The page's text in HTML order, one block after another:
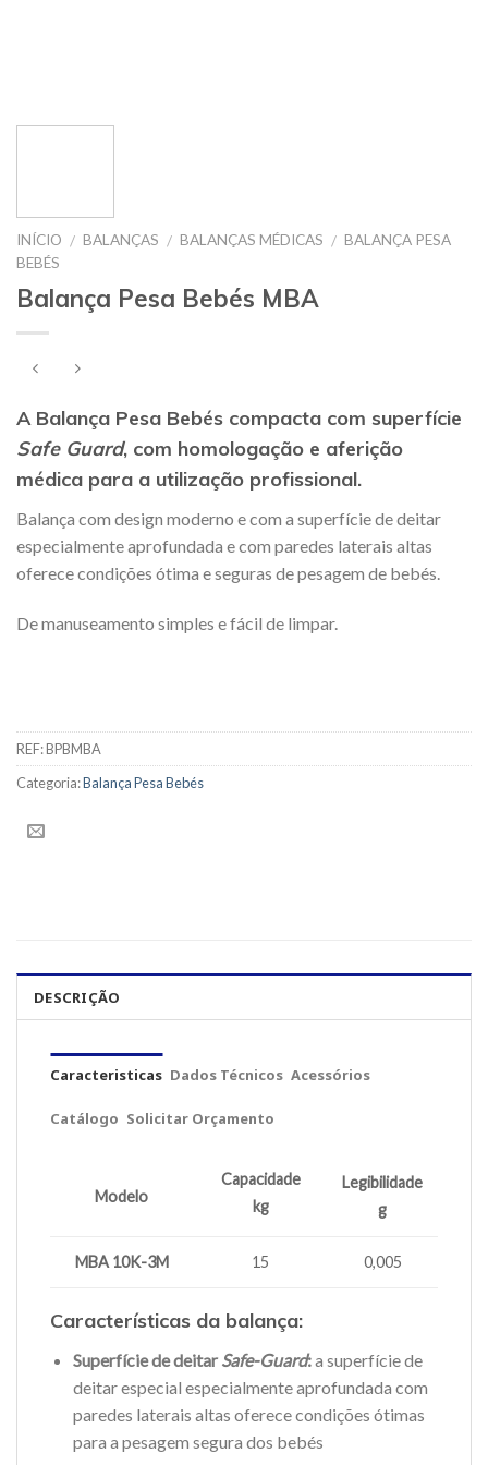
INÍCIO / BALANÇAS / BALANÇAS MÉDICAS / BALANÇA PESA
BEBÉS
Balança Pesa Bebés MBA
A Balança Pesa Bebés compacta com superfície
Safe Guard, com homologação e aferição
médica para a utilização profissional.
Balança com design moderno e com a superfície de deitar
especialmente aprofundada e com paredes laterais altas
oferece condições ótima e seguras de pesagem de bebés.
De manuseamento simples e fácil de limpar.
REF:BPBMBA
Categoria:Balança Pesa Bebés
DESCRIÇÃO
Caracteristicas Dados Técnicos Acessórios
Catálogo Solicitar Orçamento
Modelo
Capacidade
kg
Legibilidade
g
MBA 10K-3M 15 0,005
Características da balança:
Superfície de deitar Safe-Guard:a superfície de
deitar especial especialmente aprofundada com
paredes laterais altas oferece condições ótimas
para a pesagem segura dos bebés